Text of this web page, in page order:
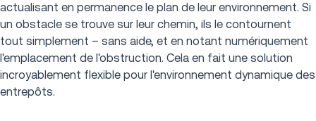
actualisant en permanence le plan de leur environnement. Si
un obstacle se trouve sur leur chemin, ils le contournent
tout simplement – sans aide, et en notant numériquement
l'emplacement de l'obstruction. Cela en fait une solution
incroyablement flexible pour l'environnement dynamique des
entrepôts.